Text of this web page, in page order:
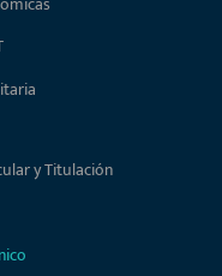
y Titulación